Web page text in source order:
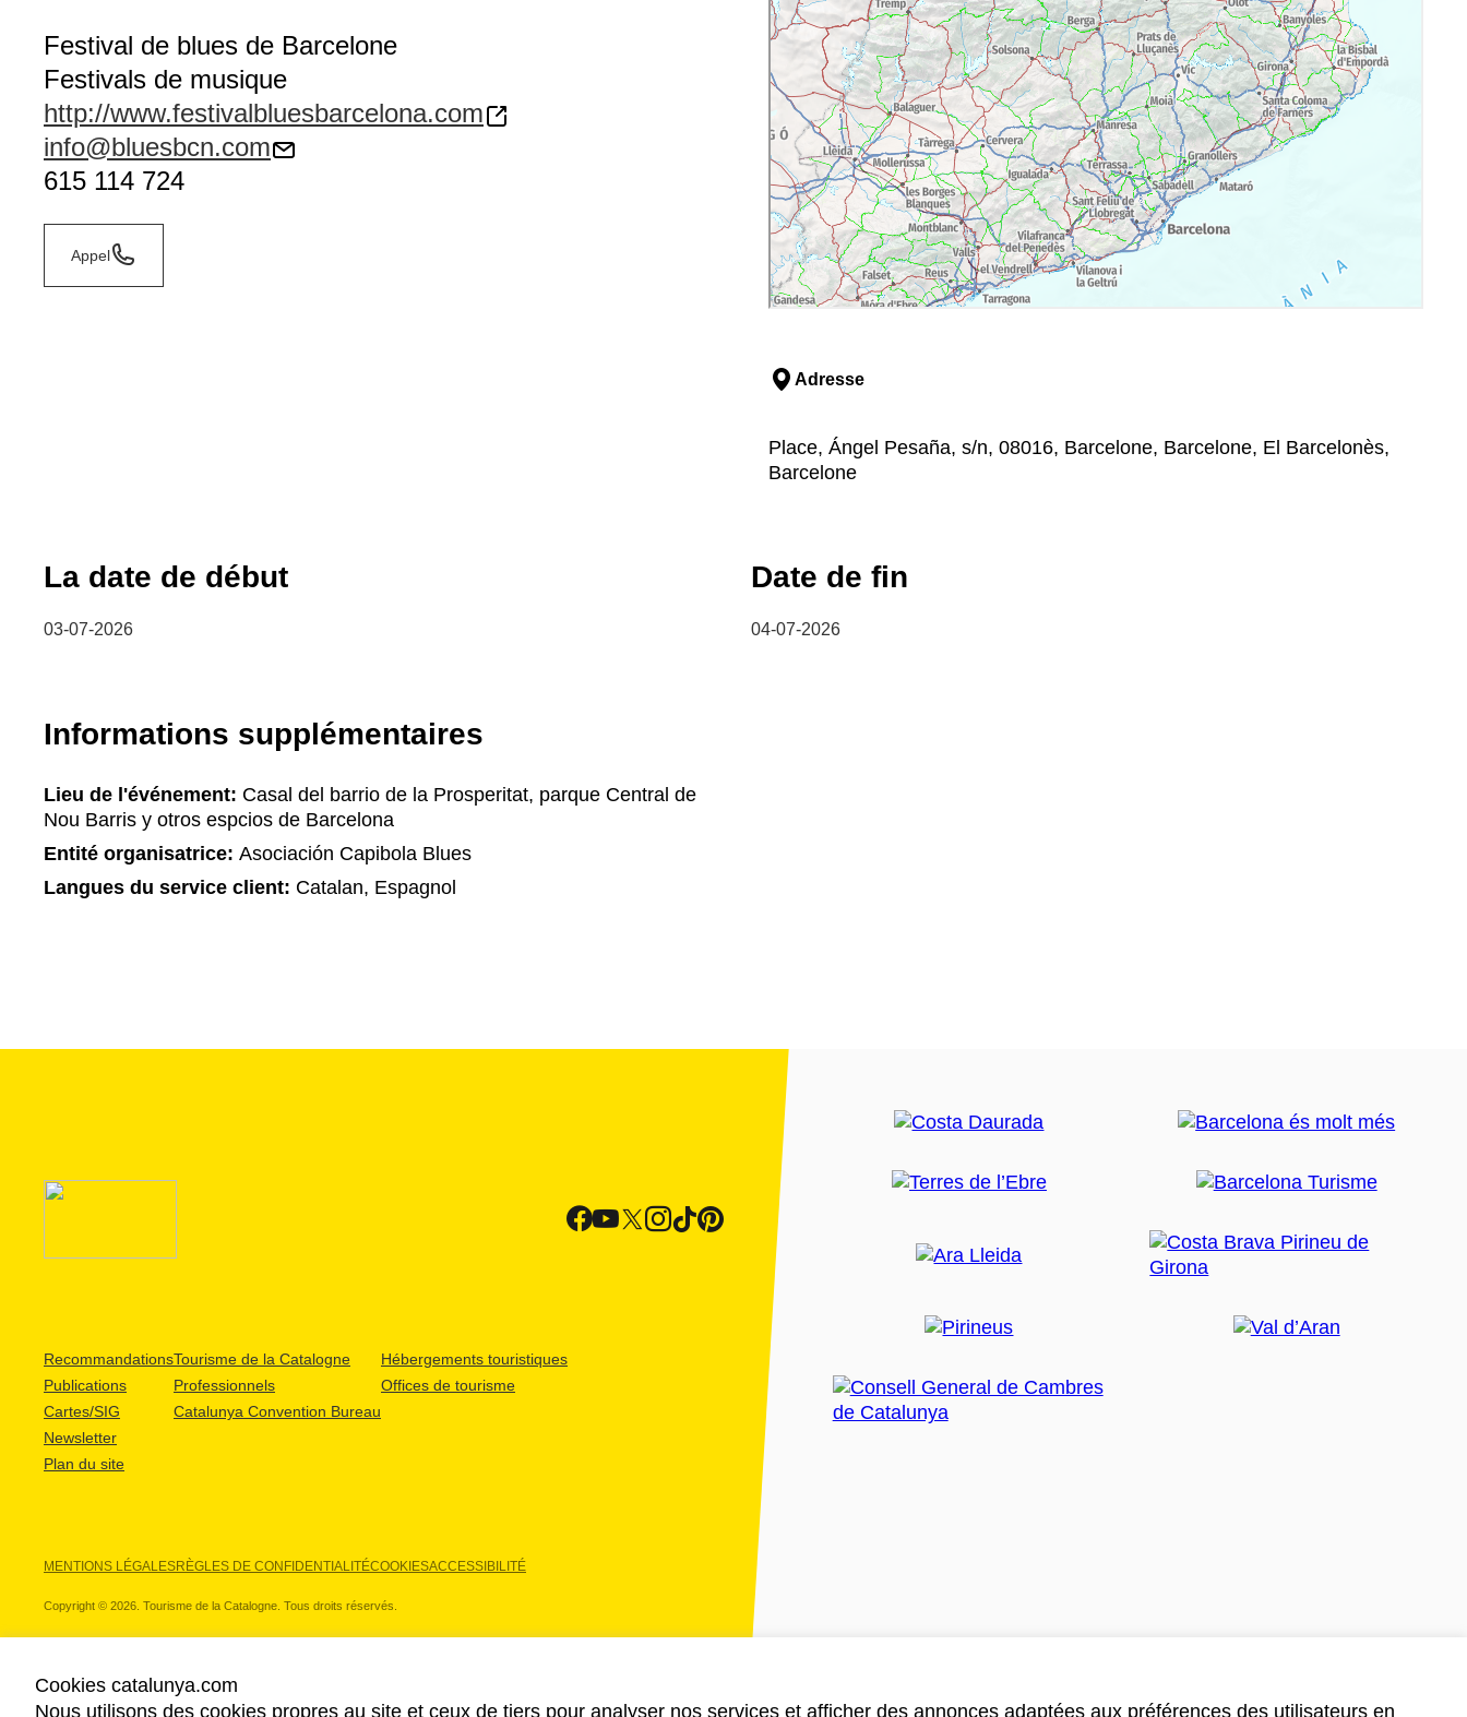
Festival de blues de Barcelone
Festivals de musique
http://www.festivalbluesbarcelona.com
info@bluesbcn.com
615 114 724
Appel
Adresse
Place, Ángel Pesaña, s/n, 08016, Barcelone, Barcelone, El Barcelonès,
Barcelone
La date de début
03-07-2026
Date de fin
04-07-2026
Informations supplémentaires
Lieu de l'événement: Casal del barrio de la Prosperitat, parque Central de
Nou Barris y otros espcios de Barcelona
Entité organisatrice: Asociación Capibola Blues
Langues du service client: Catalan, Espagnol
Recommandations
Publications
Cartes/SIG
Newsletter
Plan du site
Tourisme de la Catalogne
Professionnels
Catalunya Convention Bureau
Hébergements touristiques
Offices de tourisme
MENTIONS LÉGALESRÈGLES DE CONFIDENTIALITÉCOOKIESACCESSIBILITÉ
Copyright © 2026. Tourisme de la Catalogne. Tous droits réservés.
Cookies catalunya.com
Nous utilisons des cookies propres au site et ceux de tiers pour analyser nos services et afficher des annonces adaptées aux préférences des utilisateurs en